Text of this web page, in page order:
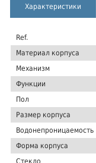
Характеристики
Ref.
Материал корпуса
Механизм
Функции
Пол
Размер корпуса
Водонепроницаемость
Форма корпуса
Стекло